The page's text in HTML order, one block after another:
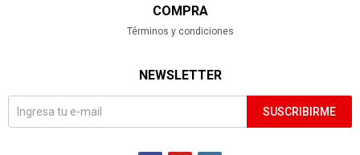
COMPRA
Términos y condiciones
NEWSLETTER
SUSCRIBIRME